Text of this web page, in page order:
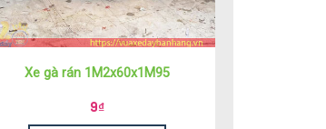
Xe gà rán 1M2x60x1M95
9₫